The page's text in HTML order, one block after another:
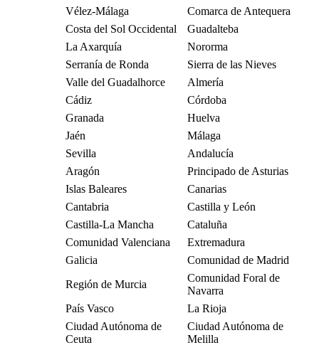
Vélez-Málaga
Comarca de Antequera
Costa del Sol Occidental
Guadalteba
La Axarquía
Nororma
Serranía de Ronda
Sierra de las Nieves
Valle del Guadalhorce
Almería
Cádiz
Córdoba
Granada
Huelva
Jaén
Málaga
Sevilla
Andalucía
Aragón
Principado de Asturias
Islas Baleares
Canarias
Cantabria
Castilla y León
Castilla-La Mancha
Cataluña
Comunidad Valenciana
Extremadura
Galicia
Comunidad de Madrid
Región de Murcia
Comunidad Foral de
Navarra
País Vasco
La Rioja
Ciudad Autónoma de
Ceuta
Ciudad Autónoma de
Melilla